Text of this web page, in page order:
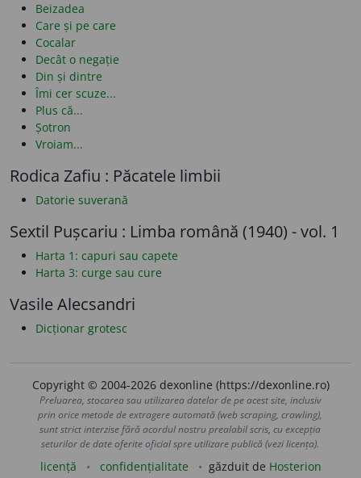
Beizadea
Care și pe care
Cocalar
Decât o negație
Din și dintre
Îmi cer scuze...
Plus că...
Șotron
Vroiam...
Rodica Zafiu : Păcatele limbii
Datorie suverană
Sextil Pușcariu : Limba română (1940) - vol. 1
Harta 1: capuri sau capete
Harta 3: curge sau cure
Vasile Alecsandri
Dicționar grotesc
Copyright © 2004-2026 dexonline (https://dexonline.ro)
Preluarea, stocarea sau utilizarea datelor de pe acest site, inclusiv
prin orice metode de extragere automată (web scraping, crawling),
sunt strict interzise fără acordul nostru prealabil scris, cu excepția
seturilor de date oferite oficial spre utilizare publică (vezi licența).
licență confidențialitate găzduit de Hosterion